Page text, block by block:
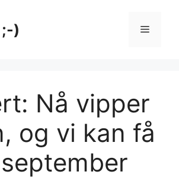
) Meny
Nå vipper
og vi kan få